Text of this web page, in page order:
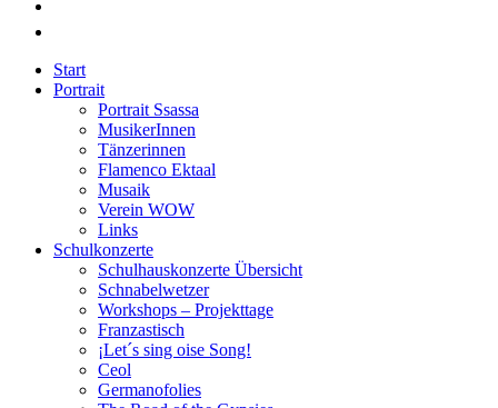
Start
Portrait
Portrait Ssassa
MusikerInnen
Tänzerinnen
Flamenco Ektaal
Musaik
Verein WOW
Links
Schulkonzerte
Schulhauskonzerte Übersicht
Schnabelwetzer
Workshops – Projekttage
Franzastisch
¡Let´s sing oise Song!
Ceol
Germanofolies